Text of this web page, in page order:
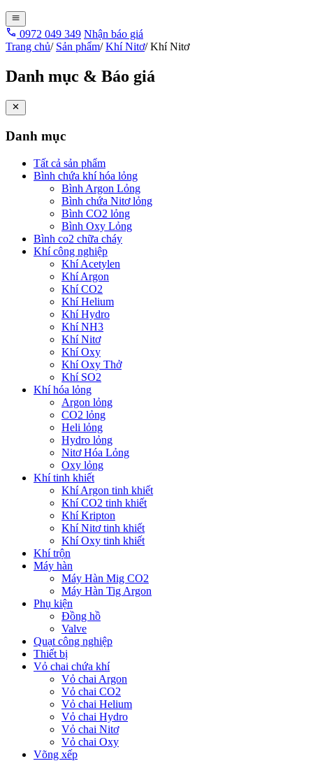
0972 049 349 Nhận báo giá
Trang chủ/ Sản phẩm/ Khí Nitơ/ Khí Nitơ
Danh mục & Báo giá
Danh mục
Tất cả sản phẩm
Bình chứa khí hóa lỏng
Bình Argon Lỏng
Bình chứa Nitơ lỏng
Bình CO2 lỏng
Bình Oxy Lỏng
Bình co2 chữa cháy
Khí công nghiệp
Khí Acetylen
Khí Argon
Khí CO2
Khí Helium
Khí Hydro
Khí NH3
Khí Nitơ
Khí Oxy
Khí Oxy Thở
Khí SO2
Khí hóa lỏng
Argon lỏng
CO2 lỏng
Heli lỏng
Hydro lỏng
Nitơ Hóa Lỏng
Oxy lỏng
Khí tinh khiết
Khí Argon tinh khiết
Khí CO2 tinh khiết
Khí Kripton
Khí Nitơ tinh khiết
Khí Oxy tinh khiết
Khí trộn
Máy hàn
Máy Hàn Mig CO2
Máy Hàn Tig Argon
Phụ kiện
Đồng hồ
Valve
Quạt công nghiệp
Thiết bị
Vỏ chai chứa khí
Vỏ chai Argon
Vỏ chai CO2
Vỏ chai Helium
Vỏ chai Hydro
Vỏ chai Nitơ
Vỏ chai Oxy
Võng xếp